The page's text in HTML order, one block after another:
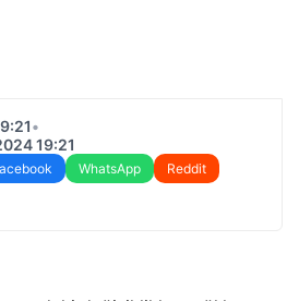
•
19:21
WhatsApp
Reddit